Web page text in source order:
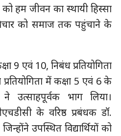
हम जीवन का स्थायी हिस्सा
को समाज तक पहुंचाने के
9 एवं 10, निबंध प्रतियोगिता
में कक्षा 5 एवं 6 के
उत्साहपूर्वक भाग लिया।
के वरिष्ठ प्रबंधक डॉ.
उपस्थित विद्यार्थियों को